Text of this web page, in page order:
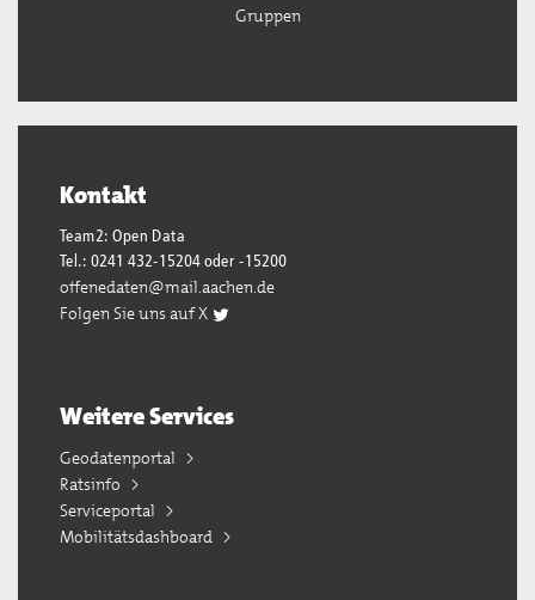
Gruppen
Kontakt
Team2: Open Data
Tel.: 0241 432-15204 oder -15200
offenedaten@mail.aachen.de
Folgen Sie uns auf X
Weitere Services
Geodatenportal
Ratsinfo
Serviceportal
Mobilitätsdashboard